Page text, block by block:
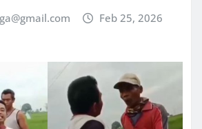
Feb 25, 2026